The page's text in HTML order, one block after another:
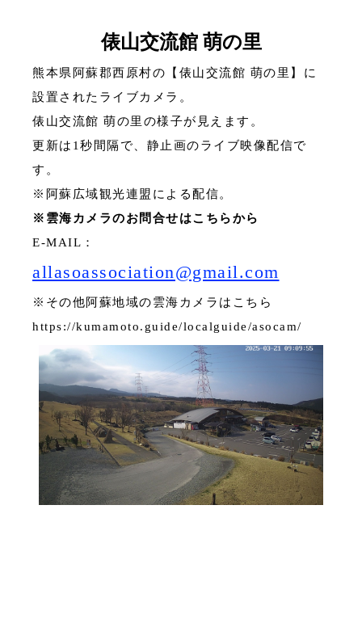
俵山交流館 萌の里
熊本県阿蘇郡西原村の【俵山交流館 萌の里】に
設置されたライブカメラ。
俵山交流館 萌の里の様子が見えます。
更新は1秒間隔で、静止画のライブ映像配信で
す。
※阿蘇広域観光連盟による配信。
※雲海カメラのお問合せはこちらから
E-MAIL：
allasoassociation@gmail.com
※その他阿蘇地域の雲海カメラはこちら
https://kumamoto.guide/localguide/asocam/